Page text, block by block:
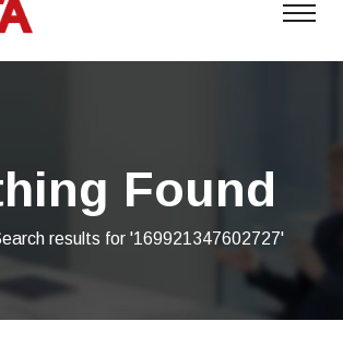
Found
results for '169921347602727'